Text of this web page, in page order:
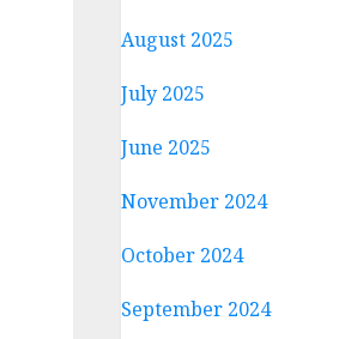
August 2025
July 2025
June 2025
November 2024
October 2024
September 2024